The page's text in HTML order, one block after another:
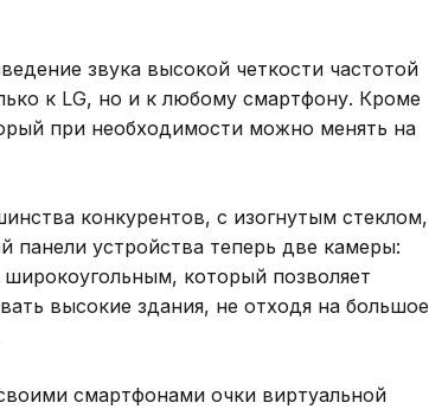
звука высокой четкости частотой
к LG, но и к любому смартфону. Кроме
при необходимости можно менять на
конкурентов, с изогнутым стеклом,
панели устройства теперь две камеры:
который позволяет
высокие здания, не отходя на большое
смартфонами очки виртуальной